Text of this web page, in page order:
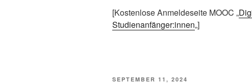
[Kostenlose Anmeldeseite MOOC „
Studienanfänger:innen„]
VERÖFFENTLICHT
SEPTEMBER 11, 2024